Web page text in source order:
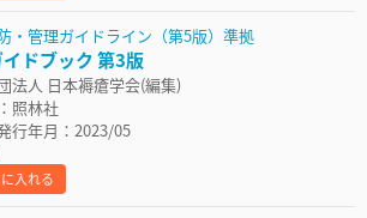
・管理ガイドライン（第5版）準拠
ドブック 第3版
法人 日本褥瘡学会(編集)
照林社
行年月：2023/05
入れる